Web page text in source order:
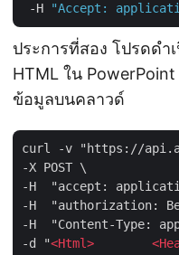
-H
"Accept:
ประการที่สอง โปรดดำ
HTML ใน
ข้อมูลบนคลาวด์
curl -v "https://
-X POST \
-H  "accept:
-H  "authorization:
-H  "Content-Type:
-d "<Html> <